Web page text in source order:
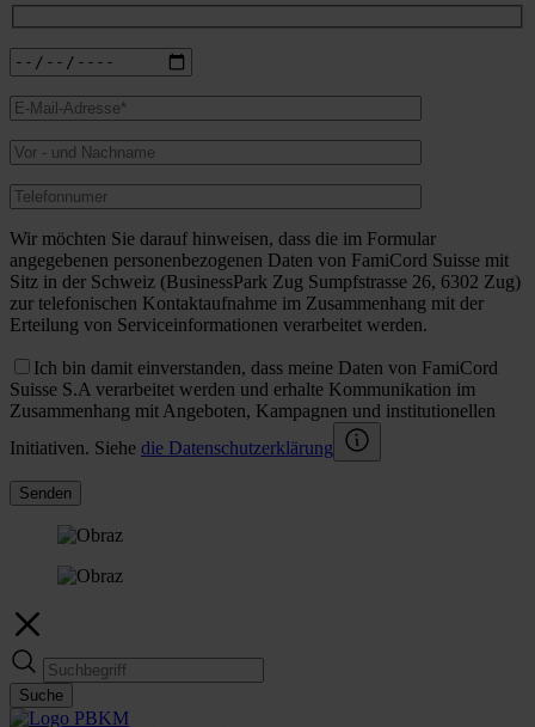
Wir möchten Sie darauf hinweisen, dass die im Formular
angegebenen personenbezogenen Daten von FamiCord Suisse mit
Sitz in der Schweiz (BusinessPark Zug Sumpfstrasse 26, 6302 Zug)
zur telefonischen Kontaktaufnahme im Zusammenhang mit der
Erteilung von Serviceinformationen verarbeitet werden.
Ich bin damit einverstanden, dass meine Daten von FamiCord
Suisse S.A verarbeitet werden und erhalte Kommunikation im
Zusammenhang mit Angeboten, Kampagnen und institutionellen
Initiativen. Siehe die Datenschutzerklärung
Senden
Suche